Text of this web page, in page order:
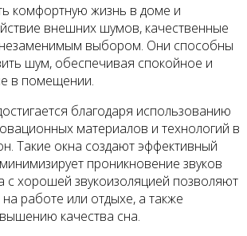
комфортную жизнь в доме и
внешних шумов, качественные
незаменимым выбором. Они способны
шум, обеспечивая спокойное и
в помещении.
благодаря использованию
материалов и технологий в
Такие окна создают эффективный
проникновение звуков
с хорошей звукоизоляцией позволяют
работе или отдыхе, а также
качества сна.